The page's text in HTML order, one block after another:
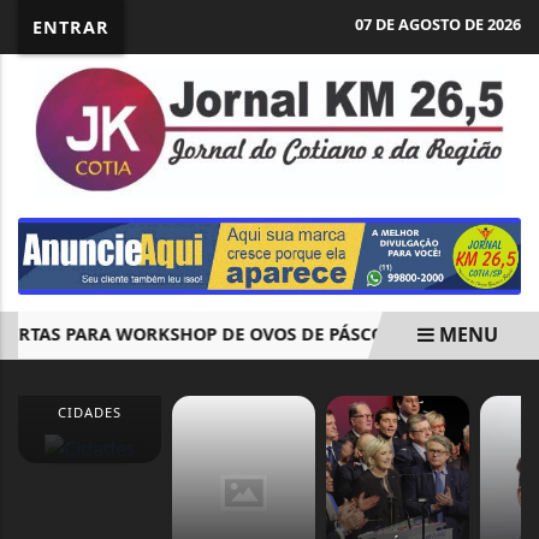
ENTRAR 07 DE AGOSTO DE 2026
PARA WORKSHOP DE OVOS DE PÁSCOA PRAÇA DO
MENU
CIDADES